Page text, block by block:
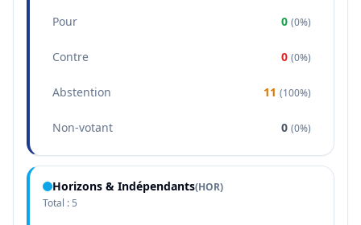
Pour 0 (0%)
Contre 0 (0%)
Abstention 11 (100%)
Non-votant 0 (0%)
Horizons & Indépendants(HOR)
Total : 5